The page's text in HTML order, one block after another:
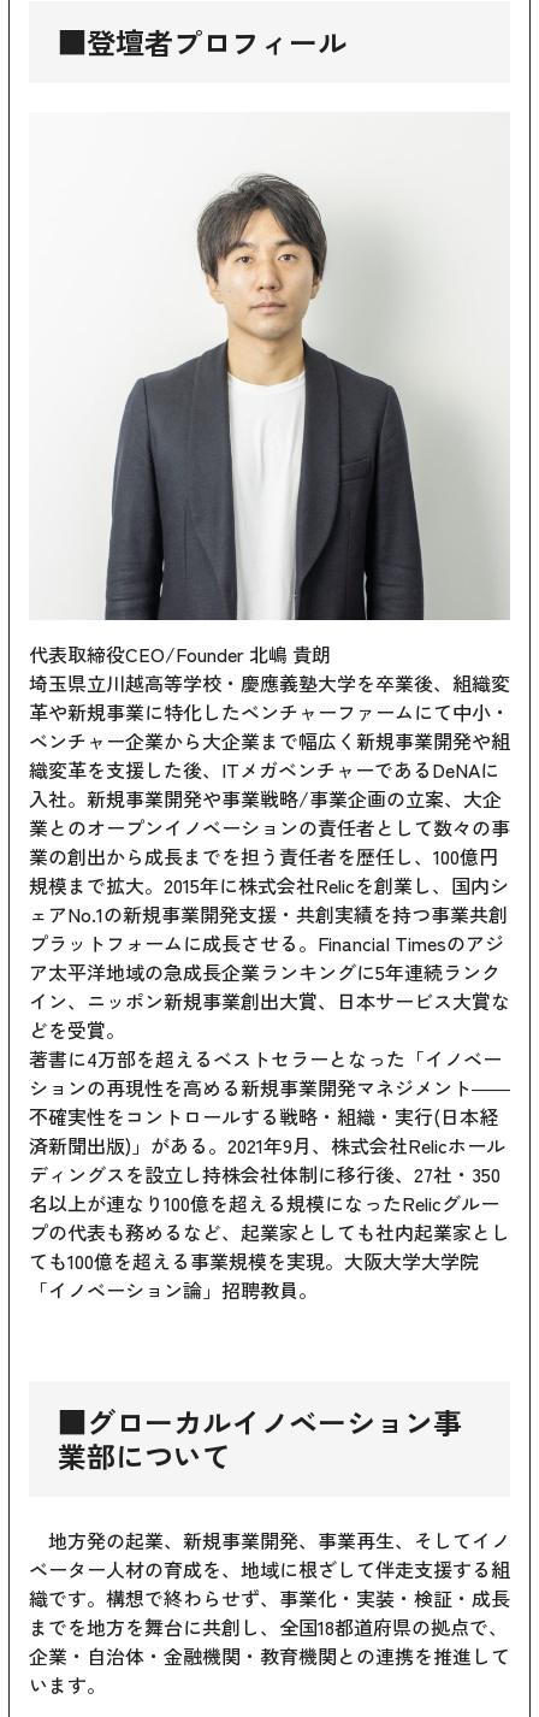
■登壇者プロフィール
代表取締役CEO/Founder 北嶋 貴朗
埼玉県立川越高等学校・慶應義塾大学を卒業後、組織変
革や新規事業に特化したベンチャーファームにて中小・
ベンチャー企業から大企業まで幅広く新規事業開発や組
織変革を支援した後、ITメガベンチャーであるDeNAに
入社。新規事業開発や事業戦略/事業企画の立案、大企
業とのオープンイノベーションの責任者として数々の事
業の創出から成長までを担う責任者を歴任し、100億円
規模まで拡大。2015年に株式会社Relicを創業し、国内シ
ェアNo.1の新規事業開発支援・共創実績を持つ事業共創
プラットフォームに成長させる。Financial Timesのアジ
ア太平洋地域の急成長企業ランキングに5年連続ランク
イン、ニッポン新規事業創出大賞、日本サービス大賞な
どを受賞。
著書に4万部を超えるベストセラーとなった「イノベー
ションの再現性を高める新規事業開発マネジメント――
不確実性をコントロールする戦略・組織・実行(日本経
済新聞出版)」がある。2021年9月、株式会社Relicホール
ディングスを設立し持株会社体制に移行後、27社・350
名以上が連なり100億を超える規模になったRelicグルー
プの代表も務めるなど、起業家としても社内起業家とし
ても100億を超える事業規模を実現。大阪大学大学院
「イノベーション論」招聘教員。
■グローカルイノベーション事
業部について
地方発の起業、新規事業開発、事業再生、そしてイノ
ベーター人材の育成を、地域に根ざして伴走支援する組
織です。構想で終わらせず、事業化・実装・検証・成長
までを地方を舞台に共創し、全国18都道府県の拠点で、
企業・自治体・金融機関・教育機関との連携を推進して
います。